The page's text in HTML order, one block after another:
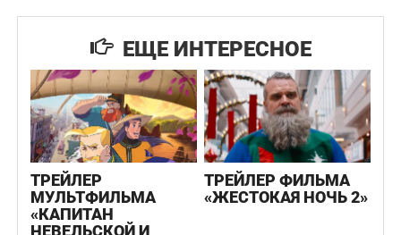
ЕЩЕ ИНТЕРЕСНОЕ
ТРЕЙЛЕР
МУЛЬТФИЛЬМА
«КАПИТАН
НЕВЕЛЬСКОЙ И
ТРЕЙЛЕР ФИЛЬМА
«ЖЕСТОКАЯ НОЧЬ 2»